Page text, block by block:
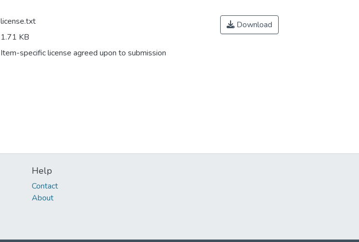
license.txt
1.71 KB
Item-specific license agreed upon to submission
Download
Help
Contact
About